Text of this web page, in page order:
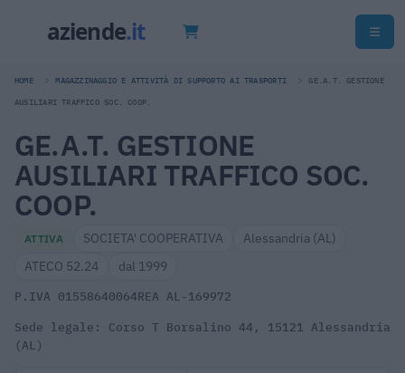
HOME MAGAZZINAGGIO E ATTIVITÀ DI SUPPORTO AI TRASPORTI GE.A.T. GESTIONE
AUSILIARI TRAFFICO SOC. COOP.
GE.A.T. GESTIONE
AUSILIARI TRAFFICO SOC.
COOP.
ATTIVA SOCIETA' COOPERATIVA
Alessandria (AL)
ATECO 52.24
dal 1999
P.IVA 01558640064REA AL-169972
Sede legale: Corso T Borsalino 44, 15121 Alessandria
(AL)